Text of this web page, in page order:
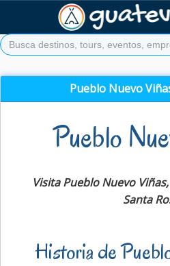
Pueblo Nuevo
Pueblo
Visita Pueblo Nuevo
Santa
Historia de